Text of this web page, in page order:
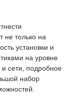
не только на
установки и
на уровне
и сети, подробное
набор